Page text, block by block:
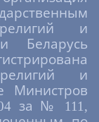
и
Беларусь
и
Министров
за № 111,